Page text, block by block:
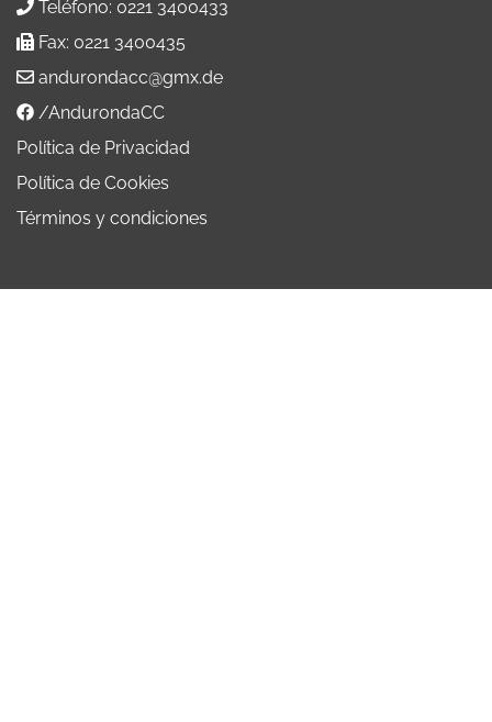
Teléfono: 0221 3400433
Fax: 0221 3400435
andurondacc@gmx.de
/AndurondaCC
Política de Privacidad
Política de Cookies
Términos y condiciones